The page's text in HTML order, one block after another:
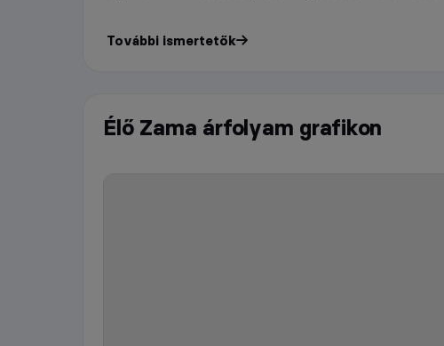
További ismertetők
Élő Zama árfolyam grafikon